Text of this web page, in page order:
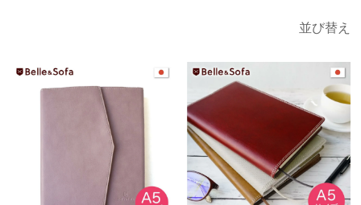
並び替え